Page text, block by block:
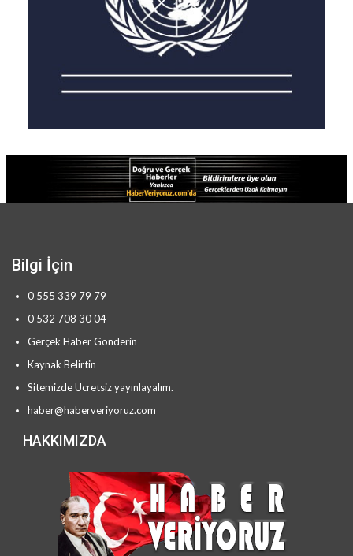
Bilgi İçin
0 555 339 79 79
0 532 708 30 04
Gerçek Haber Gönderin
Kaynak Belirtin
Sitemizde Ücretsiz yayınlayalım.
haber@haberveriyoruz.com
HAKKIMIZDA